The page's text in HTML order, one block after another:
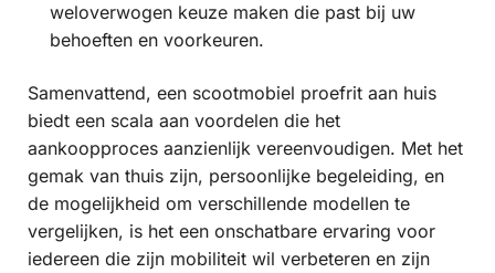
weloverwogen keuze maken die past bij uw
behoeften en voorkeuren.
Samenvattend, een scootmobiel proefrit aan huis
biedt een scala aan voordelen die het
aankoopproces aanzienlijk vereenvoudigen. Met het
gemak van thuis zijn, persoonlijke begeleiding, en
de mogelijkheid om verschillende modellen te
vergelijken, is het een onschatbare ervaring voor
iedereen die zijn mobiliteit wil verbeteren en zijn